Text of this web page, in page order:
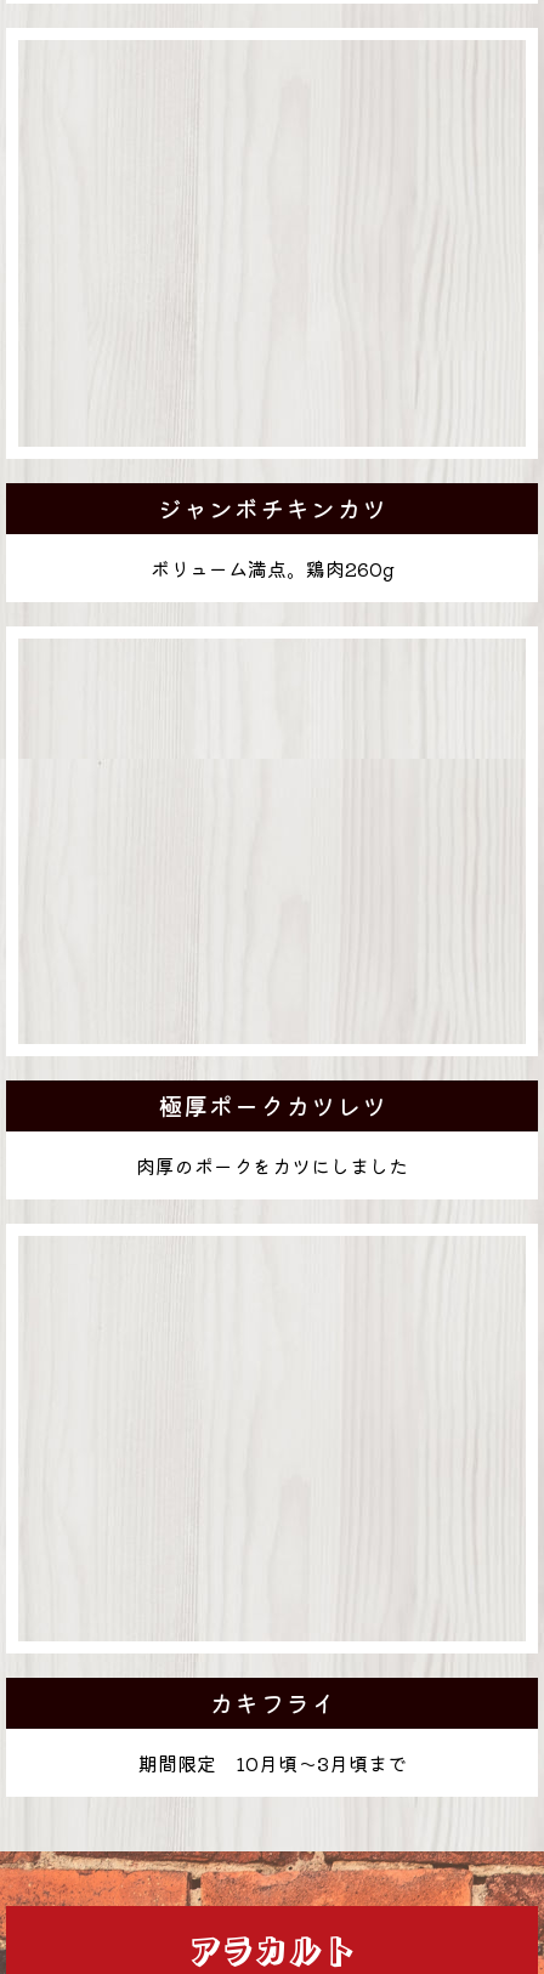
ジャンボチキンカツ
ボリューム満点。鶏肉260g
極厚ポークカツレツ
肉厚のポークをカツにしました
カキフライ
期間限定 10月頃～3月頃まで
アラカルト